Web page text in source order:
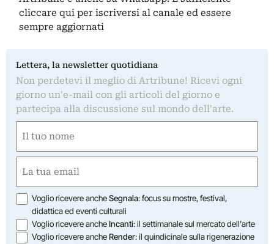
cliccare qui per iscriversi al canale ed essere
sempre aggiornati
Lettera, la newsletter quotidiana
Non perdetevi il meglio di Artribune! Ricevi ogni
giorno un'e-mail con gli articoli del giorno e
partecipa alla discussione sul mondo dell'arte.
(Obbligatorio)
Nome
(Obbligatorio)
Opzioni
Voglio ricevere ancheSegnala: focus su mostre, festival,
didattica ed eventi culturali
Voglio ricevere ancheIncanti: il settimanale sul mercato dell'arte
Voglio ricevere ancheRender: il quindicinale sulla rigenerazione